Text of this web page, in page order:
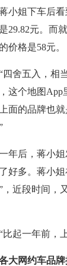
小姐下车后
29.82元。而
价格是58元。
五入，相当
这个地图App
面的品牌也
后，蒋小姐发
好多。蒋小
，近段时间，
一年前，上
大网约车品牌